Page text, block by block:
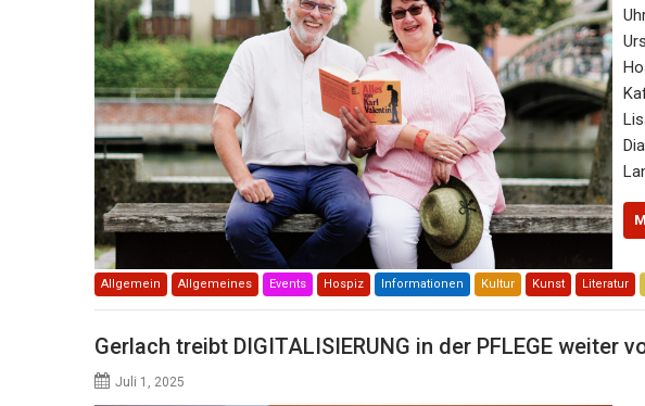
Allgemein Allgemeines Events Hospiz Informationen Kultur Kunst Literatur
Gerlach treibt DIGITALISIERUNG in der PFLEGE weiter
Juli 1, 2025